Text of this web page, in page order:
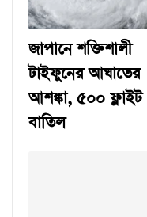
জাপানে শক্তিশালী
টাইফুনের আঘাতের
আশঙ্কা, ৫০০ ফ্লাইট
বাতিল